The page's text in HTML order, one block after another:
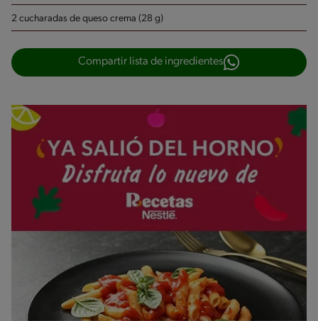
2 cucharadas de queso crema (28 g)
Compartir lista de ingredientes